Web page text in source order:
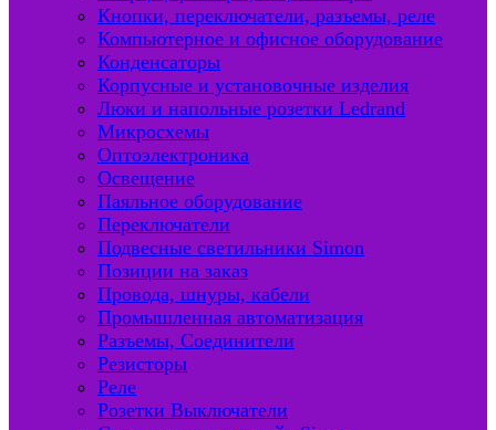
Кнопки, переключатели, разъемы, реле
Компьютерное и офисное оборудование
Конденсаторы
Корпусные и установочные изделия
Люки и напольные розетки Ledrand
Микросхемы
Оптоэлектроника
Освещение
Паяльное оборудование
Переключатели
Подвесные светильники Simon
Позиции на заказ
Провода, шнуры, кабели
Промышленная автоматизация
Разъемы, Соединители
Резисторы
Реле
Розетки Выключатели